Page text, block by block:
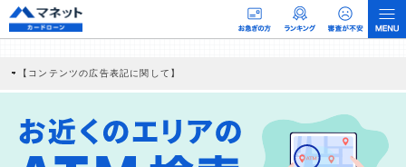
【コンテンツの広告表記に関して】
社に対して企業から紹介報酬が支払われるという収益モデルです。 ただし、特定の
商品を根拠なくPRするものではなく、当編集部の調査／ユーザーへの口コミ収集な
どに基づき、公平性を担保した情報提供を行っています。
>提携企業一覧